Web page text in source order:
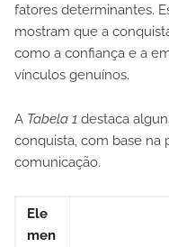
fatores determinantes.
mostram que a
como a confiança e a
vínculos genuínos.
A Tabela 1 destaca
conquista, com base na
comunicação.
Ele
men